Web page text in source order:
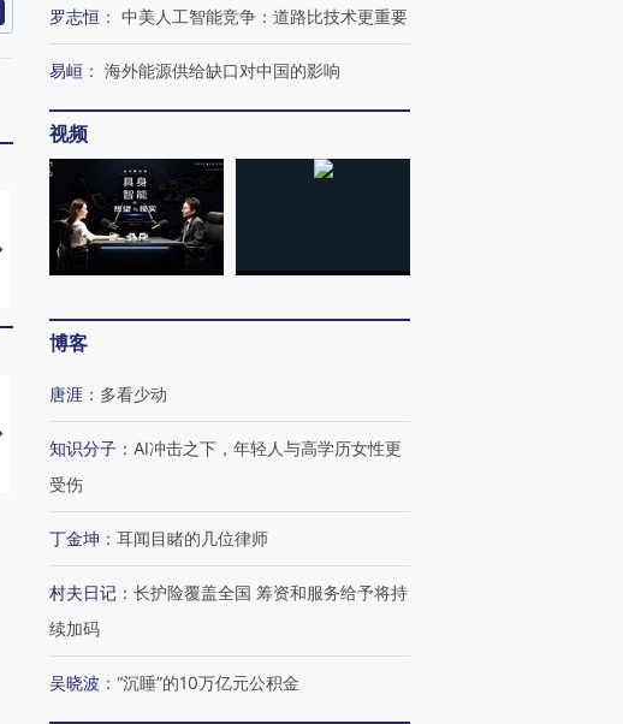
马航飞行员跨国走私7万
粒摇头丸 尿检体内含3种
视线｜被称为“蟑螂”的印
度Z世代 用街头抗争将教
机”？难民潮撕裂西班牙
【推广】走进第四届链博
会，让数智科技“链”接产
【特别呈现】寻找100种
CFO：不靠规模取胜，华
罗志恒 ： 中美人工智能竞争：道路比技术更重要
易峘 ： 海外能源供给缺口对中国的影响
视频
博客
唐涯 ： 多看少动
知识分子 ： AI冲击之下，年轻人与高学历女性更
受伤
丁金坤 ： 耳闻目睹的几位律师
村夫日记 ： 长护险覆盖全国 筹资和服务给予将持
续加码
吴晓波 ： “沉睡”的10万亿元公积金